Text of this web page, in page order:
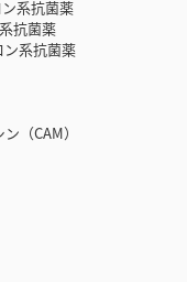
系抗菌薬
抗菌薬
ン系抗菌薬
（CAM）